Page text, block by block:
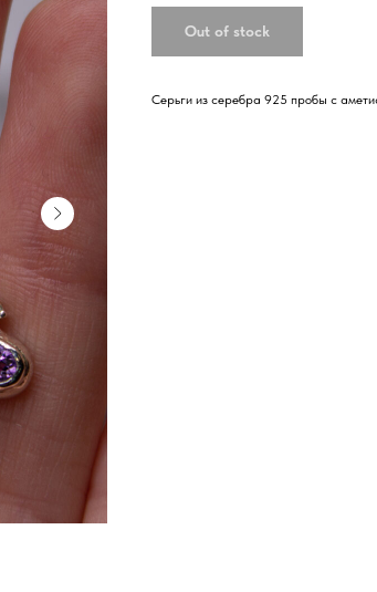
Out of stock
Серьги из серебра 925 пробы с